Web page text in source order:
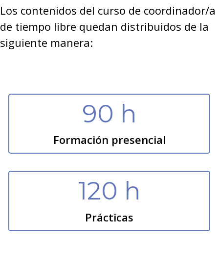
Los contenidos del curso de coordinador/a
de tiempo libre quedan distribuidos de la
siguiente manera:
90 h
Formación presencial
120 h
Prácticas